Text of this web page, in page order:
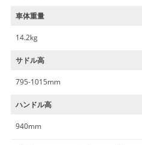
車体重量
14.2kg
サドル高
795-1015mm
ハンドル高
940mm